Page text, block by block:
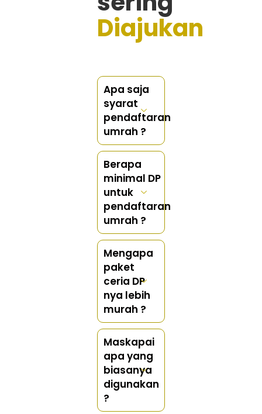
Diajukan
Apa saja
syarat
pendaftaran
umrah ?
Berapa
minimal DP
untuk
pendaftaran
umrah ?
Mengapa
paket
ceria DP
nya lebih
murah ?
Maskapai
apa yang
biasanya
digunakan
?